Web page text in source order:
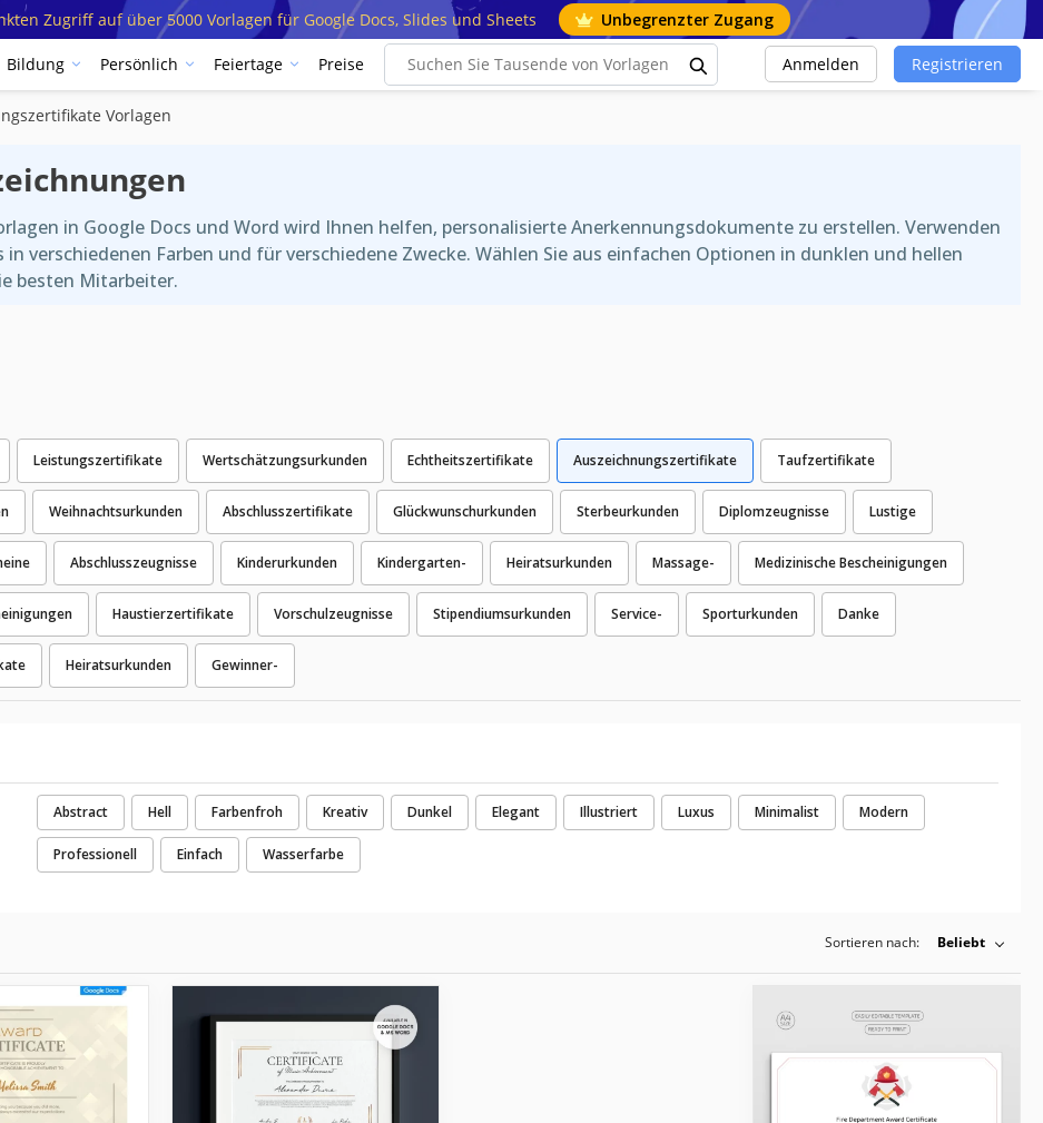
Zugriff auf über 5000 Vorlagen für Google Docs, Slides und Sheets Unbegrenzter Zugang
Bildung Persönlich Feiertage Preise Anmelden Registrieren
Vorlagen
in Google Docs und Word wird Ihnen helfen, personalisierte Anerkennungsdokumente zu erstellen. Verwenden
verschiedenen Farben und für verschiedene Zwecke. Wählen Sie aus einfachen Optionen in dunklen und hellen
besten Mitarbeiter.
Leistungszertifikate Wertschätzungsurkunden Echtheitszertifikate Auszeichnungszertifikate Taufzertifikate
Weihnachtsurkunden Abschlusszertifikate Glückwunschurkunden Sterbeurkunden Diplomzeugnisse Lustige
Abschlusszeugnisse Kinderurkunden Kindergarten- Heiratsurkunden Massage- Medizinische Bescheinigungen
Haustierzertifikate Vorschulzeugnisse Stipendiumsurkunden Service- Sporturkunden Danke
Heiratsurkunden Gewinner-
Abstract Hell Farbenfroh Kreativ Dunkel Elegant Illustriert Luxus Minimalist Modern
Professionell Einfach Wasserfarbe
Sortieren nach: Beliebt